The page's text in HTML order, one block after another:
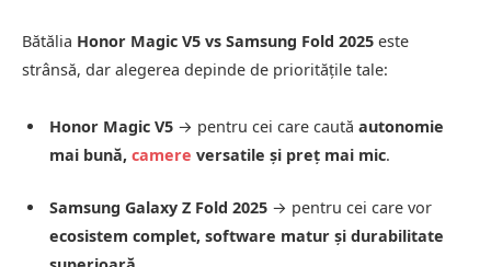
Bătălia Honor Magic V5 vs Samsung Fold 2025 este
strânsă, dar alegerea depinde de prioritățile tale:
Honor Magic V5 → pentru cei care caută autonomie
mai bună, camere versatile și preț mai mic.
Samsung Galaxy Z Fold 2025 → pentru cei care vor
ecosistem complet, software matur și durabilitate